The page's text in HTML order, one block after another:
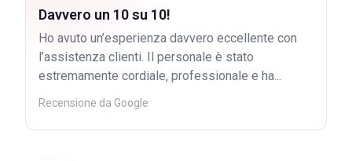
Davvero un 10 su 10!
Ho avuto un’esperienza davvero eccellente con
l’assistenza clienti. Il personale è stato
estremamente cordiale, professionale e ha...
Recensione da Google